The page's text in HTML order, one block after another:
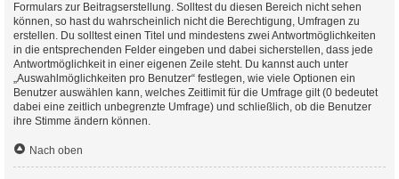
Formulars zur Beitragserstellung. Solltest du diesen Bereich nicht sehen
können, so hast du wahrscheinlich nicht die Berechtigung, Umfragen zu
erstellen. Du solltest einen Titel und mindestens zwei Antwortmöglichkeiten
in die entsprechenden Felder eingeben und dabei sicherstellen, dass jede
Antwortmöglichkeit in einer eigenen Zeile steht. Du kannst auch unter
„Auswahlmöglichkeiten pro Benutzer“ festlegen, wie viele Optionen ein
Benutzer auswählen kann, welches Zeitlimit für die Umfrage gilt (0 bedeutet
dabei eine zeitlich unbegrenzte Umfrage) und schließlich, ob die Benutzer
ihre Stimme ändern können.
Nach oben